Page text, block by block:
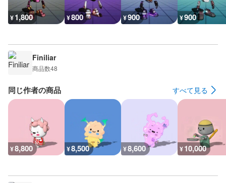
¥1,800 ¥800 ¥900 ¥900
Finiliar
商品数48
同じ作者の商品 すべて見る
¥8,800 ¥8,500 ¥8,600 ¥10,000